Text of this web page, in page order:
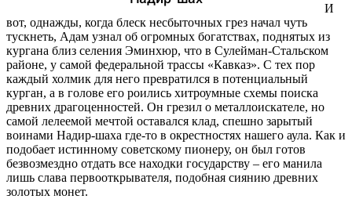
И
вот, однажды, когда блеск несбыточных грез начал чуть
тускнеть, Адам узнал об огромных богатствах, поднятых из
кургана близ селения Эминхюр, что в Сулейман-Стальском
районе, у самой федеральной трассы «Кавказ». С тех пор
каждый холмик для него превратился в потенциальный
курган, а в голове его роились хитроумные схемы поиска
древних драгоценностей. Он грезил о металлоискателе, но
самой лелеемой мечтой оставался клад, спешно зарытый
воинами Надир-шаха где-то в окрестностях нашего аула. Как и
подобает истинному советскому пионеру, он был готов
безвозмездно отдать все находки государству – его манила
лишь слава первооткрывателя, подобная сиянию древних
золотых монет.